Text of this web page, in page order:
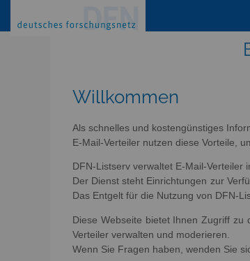
Willkommen
Als schnelles und kostengünstiges
E-Mail-Verteiler nutzen diese Vorteile,
DFN-Listserv verwaltet E-Mail-Verteiler
Der Dienst steht Einrichtungen zur
Das Entgelt für die Nutzung von DFN-
Diese Webseite bietet Ihnen Zugriff zu
Verteiler verwalten und moderieren.
Wenn Sie Fragen haben, wenden Sie